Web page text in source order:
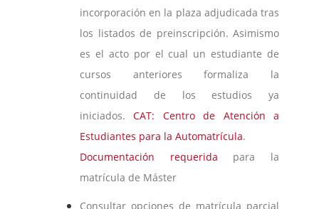
incorporación en la plaza adjudicada tras
los listados de preinscripción. Asimismo
es el acto por el cual un estudiante de
cursos anteriores formaliza la
continuidad de los estudios ya
iniciados.CAT: Centro de Atención a
Estudiantes para la Automatrícula.
Documentación requerida para la
matrícula de Máster
Consultar opciones de matrícula parcial